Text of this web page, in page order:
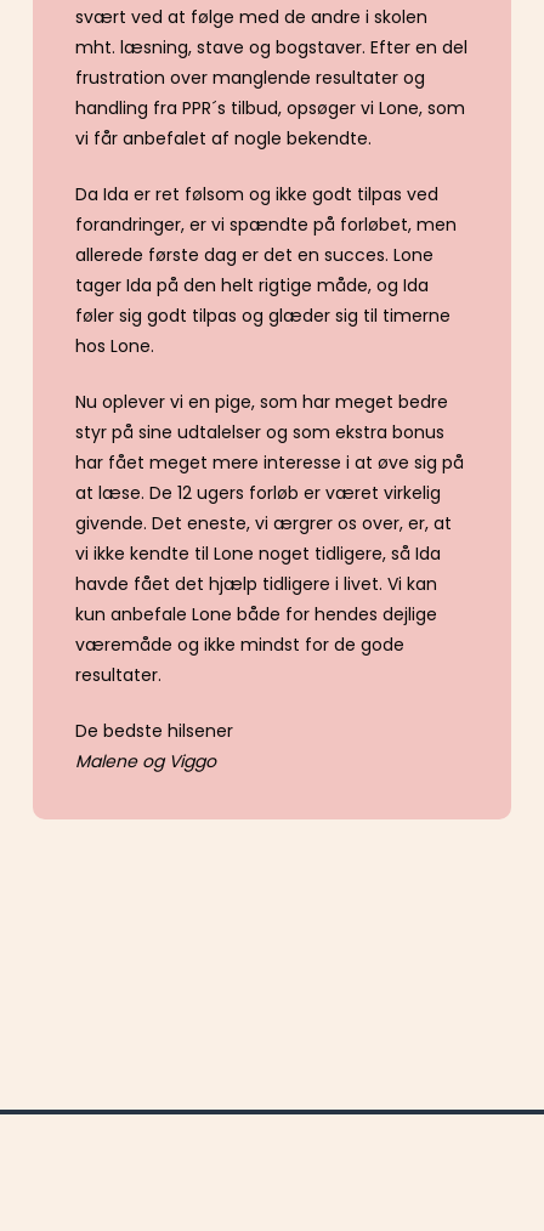
svært ved at følge med de andre i skolen
mht. læsning, stave og bogstaver. Efter en del
frustration over manglende resultater og
handling fra PPR´s tilbud, opsøger vi Lone, som
vi får anbefalet af nogle bekendte.
Da Ida er ret følsom og ikke godt tilpas ved
forandringer, er vi spændte på forløbet, men
allerede første dag er det en succes. Lone
tager Ida på den helt rigtige måde, og Ida
føler sig godt tilpas og glæder sig til timerne
hos Lone.
Nu oplever vi en pige, som har meget bedre
styr på sine udtalelser og som ekstra bonus
har fået meget mere interesse i at øve sig på
at læse. De 12 ugers forløb er været virkelig
givende. Det eneste, vi ærgrer os over, er, at
vi ikke kendte til Lone noget tidligere, så Ida
havde fået det hjælp tidligere i livet. Vi kan
kun anbefale Lone både for hendes dejlige
væremåde og ikke mindst for de gode
resultater.
De bedste hilsener
Malene og Viggo